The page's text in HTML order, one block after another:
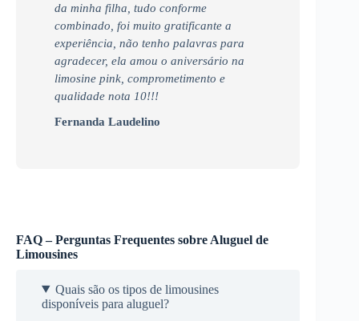
da minha filha, tudo conforme
combinado, foi muito gratificante a
experiência, não tenho palavras para
agradecer, ela amou o aniversário na
limosine pink, comprometimento e
qualidade nota 10!!!
Fernanda Laudelino
FAQ – Perguntas Frequentes sobre Aluguel de
Limousines
Quais são os tipos de limousines
disponíveis para aluguel?